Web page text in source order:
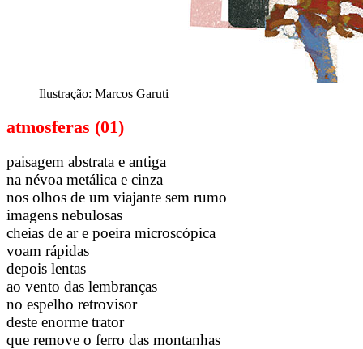
Ilustração: Marcos Garuti
atmosferas (01)
paisagem abstrata e antiga
na névoa metálica e cinza
nos olhos de um viajante sem rumo
imagens nebulosas
cheias de ar e poeira microscópica
voam rápidas
depois lentas
ao vento das lembranças
no espelho retrovisor
deste enorme trator
que remove o ferro das montanhas